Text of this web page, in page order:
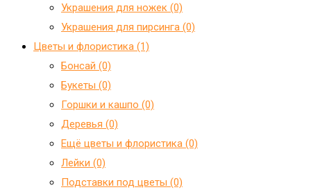
Украшения для ножек (0)
Украшения для пирсинга (0)
Цветы и флористика (1)
Бонсай (0)
Букеты (0)
Горшки и кашпо (0)
Деревья (0)
Ещё цветы и флористика (0)
Лейки (0)
Подставки под цветы (0)